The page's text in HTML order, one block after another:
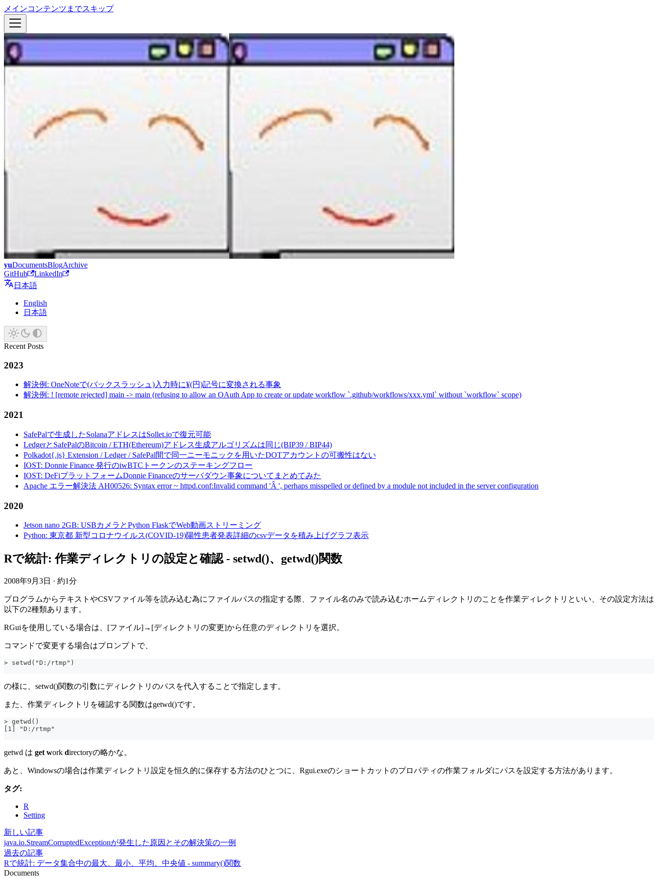
メインコンテンツまでスキップ
yuDocumentsBlogArchive
GitHub
LinkedIn
日本語
English
日本語
Recent Posts
2023
解決例: OneNoteで(バックスラッシュ)入力時に¥(円)記号に変換される事象
解決例: ! [remote rejected] main -> main (refusing to allow an OAuth App to create or update workflow `.github/workflows/xxx.yml` without `workflow` scope)
2021
SafePalで生成したSolanaアドレスはSollet.ioで復元可能
LedgerとSafePalのBitcoin / ETH(Ethereum)アドレス生成アルゴリズムは同じ(BIP39 / BIP44)
Polkadot{.js} Extension / Ledger / SafePal間で同一ニーモニックを用いたDOTアカウントの可搬性はない
IOST: Donnie Finance 発行のiwBTCトークンのステーキングフロー
IOST: DeFiプラットフォームDonnie Financeのサーバダウン事象についてまとめてみた
Apache エラー解決法 AH00526: Syntax error ~ httpd.conf:Invalid command 'Â ', perhaps misspelled or defined by a module not included in the server configuration
2020
Jetson nano 2GB: USBカメラとPython FlaskでWeb動画ストリーミング
Python: 東京都 新型コロナウイルス(COVID-19)陽性患者発表詳細のcsvデータを積み上げグラフ表示
Rで統計: 作業ディレクトリの設定と確認 - setwd()、getwd()関数
2008年9月3日 · 約1分
プログラムからテキストやCSVファイル等を読み込む為にファイルパスの指定する際、ファイル名のみで読み込むホームディレクトリのことを作業ディレクトリといい、その設定方法は
以下の2種類あります。
RGuiを使用している場合は、[ファイル]→[ディレクトリの変更]から任意のディレクトリを選択。
コマンドで変更する場合はプロンプトで、
> setwd("D:/rtmp")
の様に、setwd()関数の引数にディレクトリのパスを代入することで指定します。
また、作業ディレクトリを確認する関数はgetwd()です。
> getwd()
[1] "D:/rtmp"
getwd は get work directoryの略かな。
あと、Windowsの場合は作業ディレクトリ設定を恒久的に保存する方法のひとつに、Rgui.exeのショートカットのプロパティの作業フォルダにパスを設定する方法があります。
タグ:
R
Setting
新しい記事
java.io.StreamCorruptedExceptionが発生した原因とその解決策の一例
過去の記事
Rで統計: データ集合中の最大、最小、平均、中央値 - summary()関数
Documents